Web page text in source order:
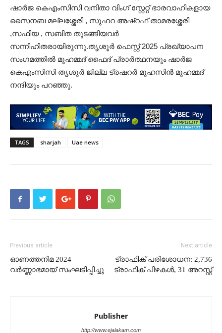
ഷാർജ കെഎംസിസി വനിതാ വിംഗ് സ്റ്റേറ്റ് ഭാരവാഹികളായ
സൈനബ മല്ലശ്ശേരി , സുഹറ അഷ്‌റഫ് താമരശ്ശേരി
,സഫിയ , സബിത തുടങ്ങിയവർ
സന്നിഹിതരായിരുന്നു.തൃശൂർ ഫെസ്റ്റ് 2025 പ്രഖ്യാപന
സംഗമത്തിൽ മുഹമ്മദ്‌ ഫൈദ് പ്രാർത്ഥനയും ഷാർജ
കെഎംസിസി തൃശൂർ ജില്ല ട്രഷറർ മുഹസിൻ മുഹമ്മദ്‌
നന്ദിയും പറഞ്ഞു.
TAGS sharjah Uae news
Previous article
ഓണത്തനിമ 2024
വർണ്ണാഭമായ്‌ സംഘടിപ്പിച്ചു
Next article
ട്രാഫിക് പരിശോധന: 2,736
ട്രാഫിക് പിഴകൾ, 31 അറസ്റ്റ്
Publisher
http://www.ejalakam.com